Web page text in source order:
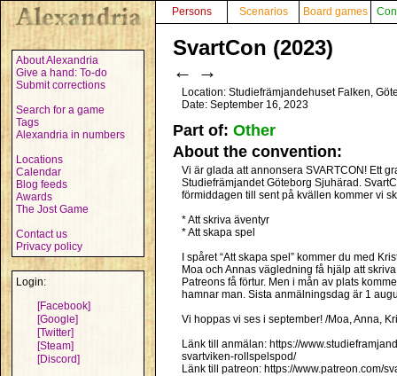
About Alexandria
Give a hand: To-do
Submit corrections
Search for a game
Tags
Alexandria in numbers
Locations
Calendar
Blog feeds
Awards
The Jost Game
Contact us
Privacy policy
Login:
[Facebook]
[Google]
[Twitter]
[Steam]
[Discord]
Persons Scenarios Board games
SvartCon (2023)
← →
Location: Studiefrämjandehuset Falken,
Date: September 16, 2023
Part of: Other
About the convention:
Vi är glada att annonsera SVARTCON! Ett
Studiefrämjandet Göteborg Sjuhärad.
förmiddagen till sent på kvällen kommer vi
* Att skriva äventyr
* Att skapa spel
I spåret “Att skapa spel” kommer du med
Moa och Annas vägledning få hjälp att
Patreons få förtur. Men i mån av plats
hamnar man. Sista anmälningsdag är 1
Vi hoppas vi ses i september! /Moa, Anna,
Länk till anmälan: https://
svartviken-rollspelspod/
Länk till patreon: https://www.patreon.com/